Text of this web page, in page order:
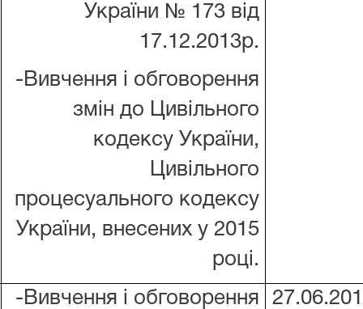
України № 173 від
17.12.2013р.
-Вивчення і обговорення
змін до Цивільного
кодексу України,
Цивільного
процесуального кодексу
України, внесених у 2015
році.
-Вивчення і обговорення